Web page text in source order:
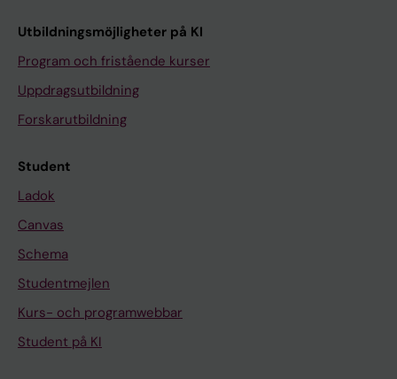
Utbildningsmöjligheter på KI
Program och fristående kurser
Uppdragsutbildning
Forskarutbildning
Student
Ladok
Canvas
Schema
Studentmejlen
Kurs- och programwebbar
Student på KI